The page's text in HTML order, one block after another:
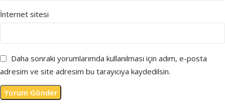
İnternet sitesi
Daha sonraki yorumlarımda kullanılması için adım, e-posta
adresim ve site adresim bu tarayıcıya kaydedilsin.